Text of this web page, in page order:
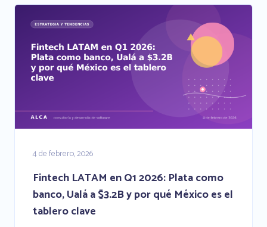
4 de febrero, 2026
Fintech LATAM en Q1 2026: Plata como
banco, Ualá a $3.2B y por qué México es el
tablero clave